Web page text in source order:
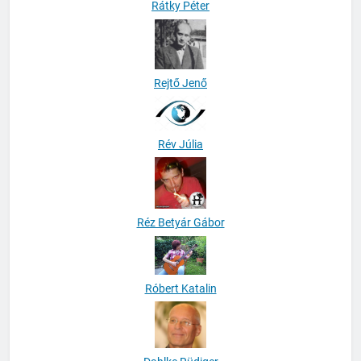
Rátky Péter
Rév Júlia
Réz Betyár Gábor
Róbert Katalin